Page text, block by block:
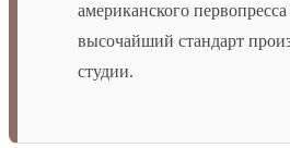
американского первопресса
высочайший стандарт
студии.